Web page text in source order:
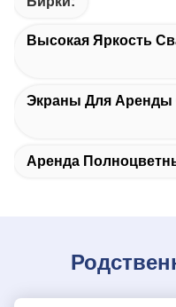
Высокая Яркость
Экраны Для Аренды
Аренда